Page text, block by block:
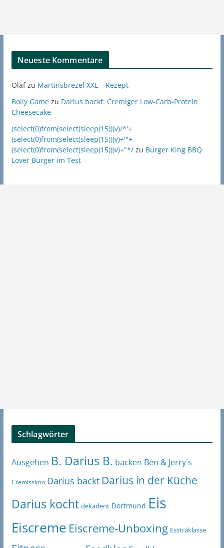
Neueste Kommentare
Olafzu Martinsbrezel XXL – Rezept
Bolly Gamezu Darius backt: Cremiger Low-Carb-Protein
Cheesecake
(select(0)from(select(sleep(15)))v)/*'+
(select(0)from(select(sleep(15)))v)+'"+
(select(0)from(select(sleep(15)))v)+"*/zu Burger King BBQ
Lover Burger im Test
Schlagwörter
Ausgehen B. Darius B. backen Ben & Jerry´s
Cremissimo Darius backt Darius in der Küche
Darius kocht dekadent Dortmund Eis
Eiscreme Eiscreme-Unboxing Esstraklasse